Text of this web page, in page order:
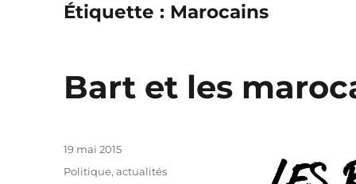
Étiquette : Marocains
Bart et les
Publié
19 mai 2015
Catégories
Politique, actualités